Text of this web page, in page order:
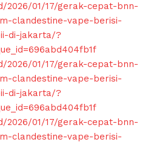
2026/01/17/gerak-cepat-bnn-
clandestine-vape-berisi-
di-jakarta/?
2026/01/17/gerak-cepat-bnn-
clandestine-vape-berisi-
di-jakarta/?
2026/01/17/gerak-cepat-bnn-
clandestine-vape-berisi-